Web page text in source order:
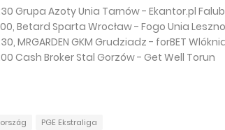
Grupa Azoty Unia Tarnów - Ekantor.pl
Betard Sparta Wrocław - Fogo Unia Leszno
MRGARDEN GKM Grudziadz - forBET
Cash Broker Stal Gorzów - Get Well Torun
PGE Ekstraliga